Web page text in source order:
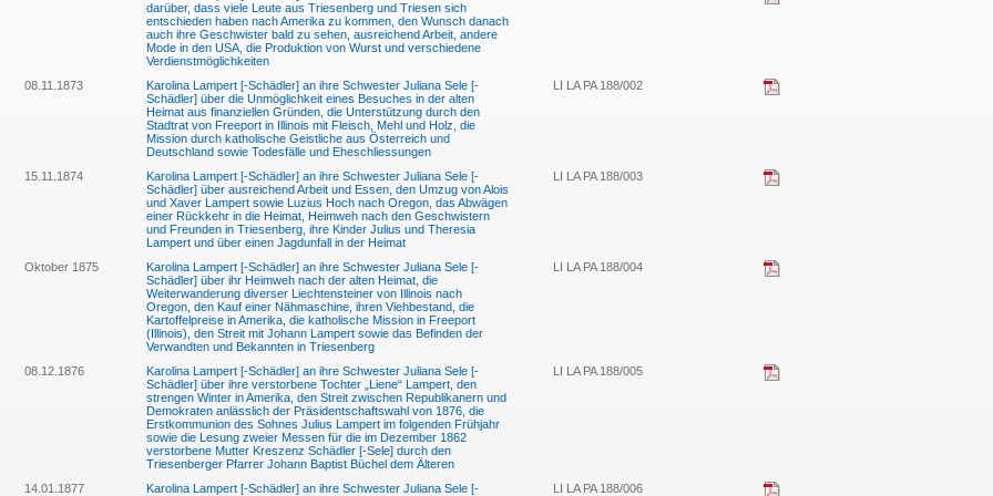
darüber, dass viele Leute aus Triesenberg und Triesen sich
entschieden haben nach Amerika zu kommen, den Wunsch danach
auch ihre Geschwister bald zu sehen, ausreichend Arbeit, andere
Mode in den USA, die Produktion von Wurst und verschiedene
Verdienstmöglichkeiten
08.11.1873
Karolina Lampert [-Schädler] an ihre Schwester Juliana Sele [-
Schädler] über die Unmöglichkeit eines Besuches in der alten
Heimat aus finanziellen Gründen, die Unterstützung durch den
Stadtrat von Freeport in Illinois mit Fleisch, Mehl und Holz, die
Mission durch katholische Geistliche aus Österreich und
Deutschland sowie Todesfälle und Eheschliessungen
LI LA PA 188/002
15.11.1874
Karolina Lampert [-Schädler] an ihre Schwester Juliana Sele [-
Schädler] über ausreichend Arbeit und Essen, den Umzug von Alois
und Xaver Lampert sowie Luzius Hoch nach Oregon, das Abwägen
einer Rückkehr in die Heimat, Heimweh nach den Geschwistern
und Freunden in Triesenberg, ihre Kinder Julius und Theresia
Lampert und über einen Jagdunfall in der Heimat
LI LA PA 188/003
Oktober 1875
Karolina Lampert [-Schädler] an ihre Schwester Juliana Sele [-
Schädler] über ihr Heimweh nach der alten Heimat, die
Weiterwanderung diverser Liechtensteiner von Illinois nach
Oregon, den Kauf einer Nähmaschine, ihren Viehbestand, die
Kartoffelpreise in Amerika, die katholische Mission in Freeport
(Illinois), den Streit mit Johann Lampert sowie das Befinden der
Verwandten und Bekannten in Triesenberg
LI LA PA 188/004
08.12.1876
Karolina Lampert [-Schädler] an ihre Schwester Juliana Sele [-
Schädler] über ihre verstorbene Tochter „Liene“ Lampert, den
strengen Winter in Amerika, den Streit zwischen Republikanern und
Demokraten anlässlich der Präsidentschaftswahl von 1876, die
Erstkommunion des Sohnes Julius Lampert im folgenden Frühjahr
sowie die Lesung zweier Messen für die im Dezember 1862
verstorbene Mutter Kreszenz Schädler [-Sele] durch den
Triesenberger Pfarrer Johann Baptist Büchel dem Älteren
LI LA PA 188/005
14.01.1877
Karolina Lampert [-Schädler] an ihre Schwester Juliana Sele [-
LI LA PA 188/006